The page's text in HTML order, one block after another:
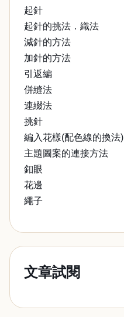
起針
起針的挑法．織法
減針的方法
加針的方法
引返編
併縫法
連綴法
挑針
編入花樣(配色線的換法)
主題圖案的連接方法
釦眼
花邊
繩子
文章試閱